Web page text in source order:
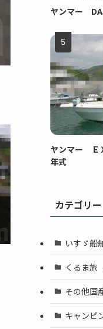
ヤンマー
ヤンマー
年式
カテゴリー
いすゞ船
くるま旅
その他国
キャンピ